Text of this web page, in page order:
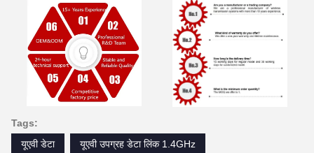
Tags:
यूएवी डेटा
यूएवी उपग्रह डेटा लिंक 1.4GHz